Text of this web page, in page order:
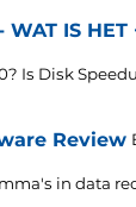
WAT IS
Is Disk
Review
in data